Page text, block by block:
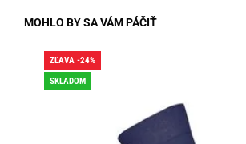
MOHLO BY SA VÁM PÁČIŤ
ZĽAVA -24%
SKLADOM